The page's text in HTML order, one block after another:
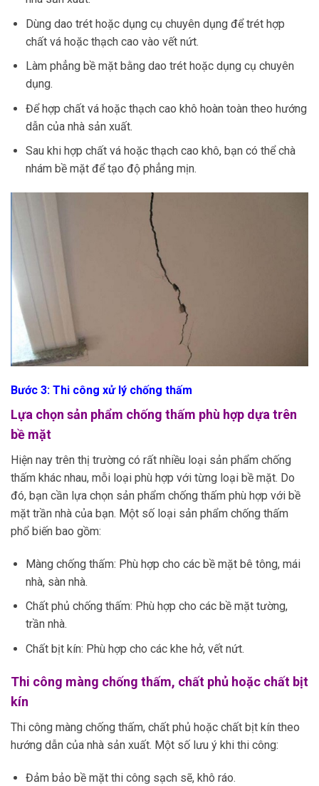
Dùng dao trét hoặc dụng cụ chuyên dụng để trét hợp
chất vá hoặc thạch cao vào vết nứt.
Làm phẳng bề mặt bằng dao trét hoặc dụng cụ chuyên
dụng.
Để hợp chất vá hoặc thạch cao khô hoàn toàn theo hướng
dẫn của nhà sản xuất.
Sau khi hợp chất vá hoặc thạch cao khô, bạn có thể chà
nhám bề mặt để tạo độ phẳng mịn.
Bước 3: Thi công xử lý chống thấm
Lựa chọn sản phẩm chống thấm phù hợp dựa trên
bề mặt
Hiện nay trên thị trường có rất nhiều loại sản phẩm chống
thấm khác nhau, mỗi loại phù hợp với từng loại bề mặt. Do
đó, bạn cần lựa chọn sản phẩm chống thấm phù hợp với bề
mặt trần nhà của bạn. Một số loại sản phẩm chống thấm
phổ biến bao gồm:
Màng chống thấm: Phù hợp cho các bề mặt bê tông, mái
nhà, sàn nhà.
Chất phủ chống thấm: Phù hợp cho các bề mặt tường,
trần nhà.
Chất bịt kín: Phù hợp cho các khe hở, vết nứt.
Thi công màng chống thấm, chất phủ hoặc chất bịt
kín
Thi công màng chống thấm, chất phủ hoặc chất bịt kín theo
hướng dẫn của nhà sản xuất. Một số lưu ý khi thi công:
Đảm bảo bề mặt thi công sạch sẽ, khô ráo.